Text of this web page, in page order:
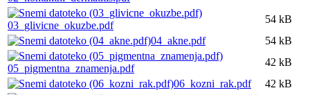
03_glivicne_okuzbe.pdf
54 kB
04_akne.pdf
54 kB
05_pigmentna_znamenja.pdf
42 kB
06_kozni_rak.pdf
42 kB